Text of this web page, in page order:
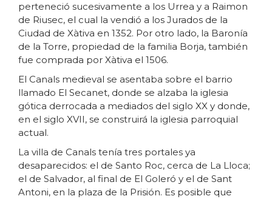
perteneció sucesivamente a los Urrea y a Raimon
de Riusec, el cual la vendió a los Jurados de la
Ciudad de Xàtiva en 1352. Por otro lado, la Baronía
de la Torre, propiedad de la familia Borja, también
fue comprada por Xàtiva el 1506.
El Canals medieval se asentaba sobre el barrio
llamado El Secanet, donde se alzaba la iglesia
gótica derrocada a mediados del siglo XX y donde,
en el siglo XVII, se construirá la iglesia parroquial
actual.
La villa de Canals tenía tres portales ya
desaparecidos: el de Santo Roc, cerca de La Lloca;
el de Salvador, al final de El Goleró y el de Sant
Antoni, en la plaza de la Prisión. Es posible que